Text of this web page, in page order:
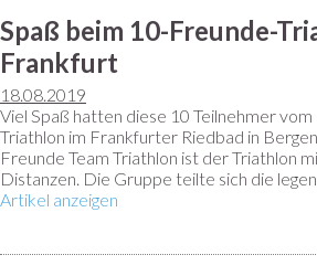
Spaß beim 10-Freunde-
Frankfurt
18.08.2019
Viel Spaß hatten diese 10 Teilnehmer
Triathlon im Frankfurter Riedbad in
Freunde Team Triathlon ist der Triathlon
Distanzen. Die Gruppe teilte sich die
Artikel anzeigen